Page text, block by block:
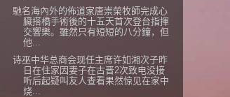
馳名海內外的佈道家唐崇榮牧師完成心
臟搭橋手術後的十五天首次登台指揮
交響樂。雖然只有短短的八分鐘，但
他...
诗巫中华总商会现任主席许如湘次子昨
日在住家因妻子在古晋2次致电没接
听后起疑叫友人查看果然惊见在家中
烧...